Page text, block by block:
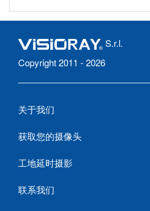
S.r.l.
Copyright 2011 - 2026
关于我们
获取您的摄像头
工地延时摄影
联系我们